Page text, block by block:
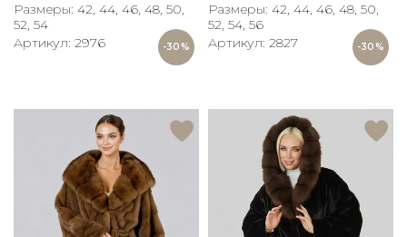
-30%
Размеры: 42, 44, 46, 48, 50,
52, 54
Артикул: 2976
-30%
Размеры: 42, 44, 46, 48, 50,
52, 54, 56
Артикул: 2827